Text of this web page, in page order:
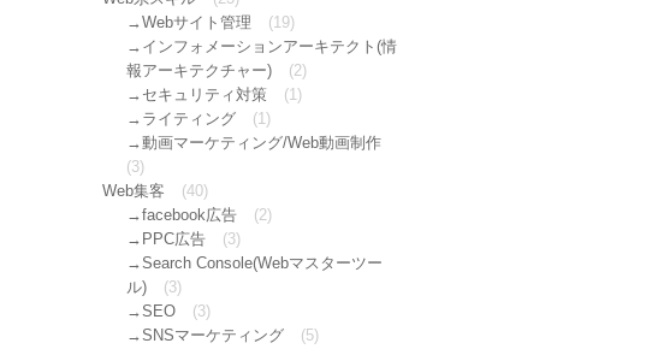
Webサイト管理
(19)
インフォメーションアーキテクト(情
報アーキテクチャー)
(2)
セキュリティ対策
(1)
ライティング
(1)
動画マーケティング/Web動画制作
(3)
Web集客
(40)
facebook広告
(2)
PPC広告
(3)
Search Console(Webマスターツー
ル)
(3)
SEO
(3)
SNSマーケティング
(5)